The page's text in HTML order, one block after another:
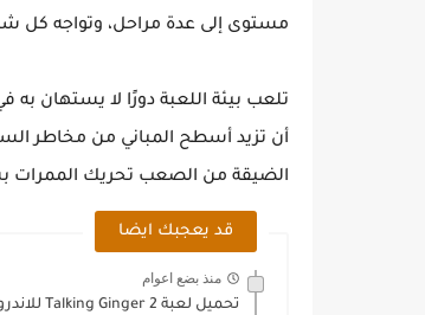
مستوى إلى عدة مراحل، وتواجه كل
تلعب بيئة اللعبة دورًا لا يستهان
أن تزيد أسطح المباني من مخاطر
الضيقة من الصعب تحريك الممرات
قد يعجبك ايضا
منذ بضع اعوام
تحميل لعبة Talking Ginger 2 للاندرويد والايفون مجانًا